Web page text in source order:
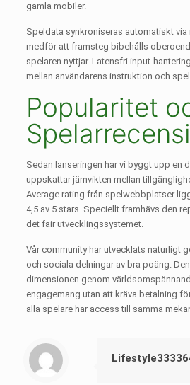
gamla mobiler.
Speldata synkroniseras automatiskt via
medför att framsteg bibehålls
spelaren nyttjar. Latensfri input-
mellan användarens instruktion och
Popularitet
Sedan lanseringen har vi byggt upp en
uppskattar jämvikten mellan
Average rating från spelwebbplatser
4,5 av 5 stars. Speciellt framhävs den
det fair utvecklingssystemet.
Vår community har utvecklats naturligt
och sociala delningar av bra poäng.
dimensionen genom
engagemang utan att kräva betalning
alla spelare har access till samma